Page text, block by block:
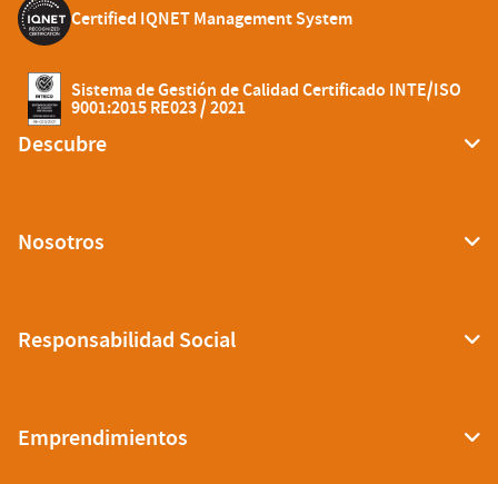
Certified IQNET Management System
Sistema de Gestión de Calidad Certificado INTE/ISO
9001:2015 RE023 / 2021
Descubre
Nosotros
Responsabilidad Social
Emprendimientos